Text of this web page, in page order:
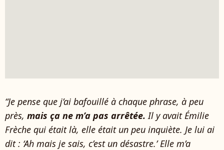
“Je pense que j’ai bafouillé à chaque phrase, à peu
près, mais ça ne m’a pas arrêtée. Il y avait Émilie
Frèche qui était là, elle était un peu inquiète. Je lui ai
dit : ‘Ah mais je sais, c’est un désastre.’ Elle m’a